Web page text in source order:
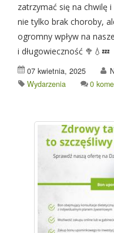
zatrzymać się na chwilę
nie tylko brak choroby,
ogromny wpływ na
i długowieczność 🥦💧💤
07 kwietnia, 2025
Wydarzenia
0